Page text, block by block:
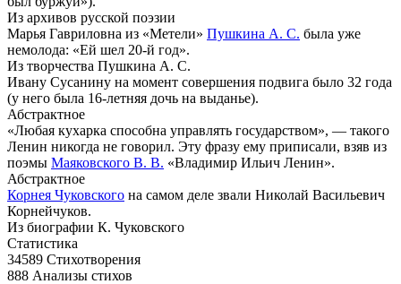
Из архивов русской поэзии
Марья Гавриловна из «Метели» Пушкина А. С. была уже
немолода: «Ей шел 20-й год».
Из творчества Пушкина А. С.
Ивану Сусанину на момент совершения подвига было 32 года
(у него была 16-летняя дочь на выданье).
Абстрактное
«Любая кухарка способна управлять государством», — такого
Ленин никогда не говорил. Эту фразу ему приписали, взяв из
поэмы Маяковского В. В. «Владимир Ильич Ленин».
Абстрактное
Корнея Чуковского на самом деле звали Николай Васильевич
Корнейчуков.
Из биографии К. Чуковского
Статистика
34589 Стихотворения
888 Анализы стихов